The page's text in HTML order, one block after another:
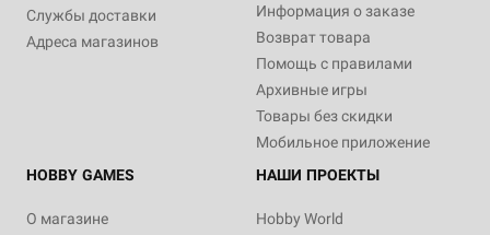
Службы доставки
Адреса магазинов
Информация о заказе
Возврат товара
Помощь с правилами
Архивные игры
Товары без скидки
Мобильное приложение
HOBBY GAMES
О магазине
НАШИ ПРОЕКТЫ
Hobby World